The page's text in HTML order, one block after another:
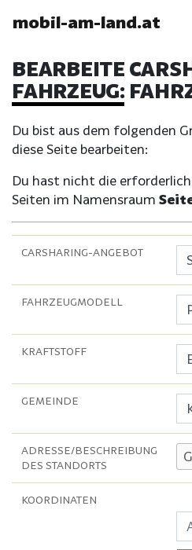
mobil-am-land.at
BEARBEITE
FAHRZEUG:
Du bist aus dem folgenden
diese Seite bearbeiten:
Du hast nicht die
Seiten im Namensraum
CARSHARING-ANGEBOT
FAHRZEUGMODELL
KRAFTSTOFF
GEMEINDE
ADRESSE/BESCHREIBUNG
DES STANDORTS
KOORDINATEN